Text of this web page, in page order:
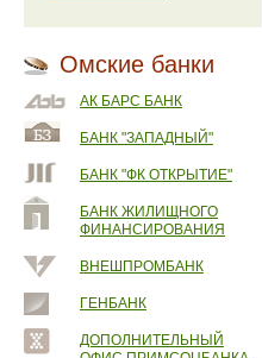
Омские банки
АК БАРС БАНК
БАНК "ЗАПАДНЫЙ"
БАНК "ФК ОТКРЫТИЕ"
БАНК ЖИЛИЩНОГО
ФИНАНСИРОВАНИЯ
ВНЕШПРОМБАНК
ГЕНБАНК
ДОПОЛНИТЕЛЬНЫЙ